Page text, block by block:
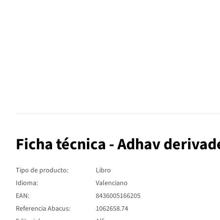
Ficha técnica - Adhav
Tipo de producto:
Libro
Idioma:
Valenciano
EAN:
8436005166205
Referencia Abacus:
1062658.74